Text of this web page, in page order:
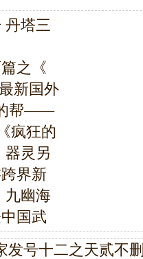
丹塔三
之《
新国外
的帮——
疯狂的
器灵另
界新
九幽海
国武
发号十二之天贰不